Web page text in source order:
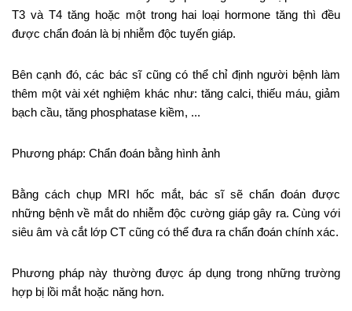
T3 và T4 tăng hoặc một trong hai loại hormone tăng thì đều
được chẩn đoán là bị nhiễm độc tuyến giáp.
Bên cạnh đó, các bác sĩ cũng có thể chỉ định người bệnh làm
thêm một vài xét nghiệm khác như: tăng calci, thiếu máu, giảm
bạch cầu, tăng phosphatase kiềm, ...
Phương pháp: Chẩn đoán bằng hình ảnh
Bằng cách chụp MRI hốc mắt, bác sĩ sẽ chẩn đoán được
những bệnh về mắt do nhiễm độc cường giáp gây ra. Cùng với
siêu âm và cắt lớp CT cũng có thể đưa ra chẩn đoán chính xác.
Phương pháp này thường được áp dụng trong những trường
hợp bị lồi mắt hoặc năng hơn.